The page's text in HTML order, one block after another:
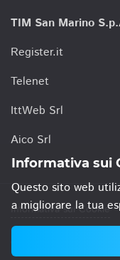
TIM San Marino
Register.it
Telenet
IttWeb Srl
Aico Srl
Informativa sui Cookie
© 2021 TIM San
Informativa sui
Questo sito web
a migliorare la tua